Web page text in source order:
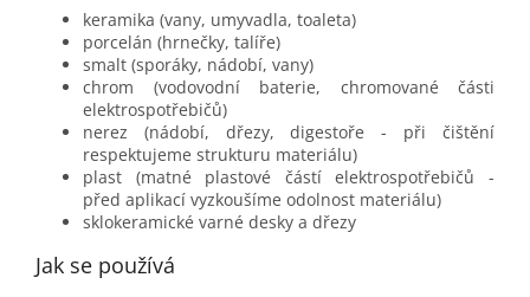
keramika (vany, umyvadla, toaleta)
porcelán (hrnečky, talíře)
smalt (sporáky, nádobí, vany)
chrom (vodovodní baterie, chromované části
elektrospotřebičů)
nerez (nádobí, dřezy, digestoře - při čištění
respektujeme strukturu materiálu)
plast (matné plastové částí elektrospotřebičů -
před aplikací vyzkoušíme odolnost materiálu)
sklokeramické varné desky a dřezy
Jak se používá